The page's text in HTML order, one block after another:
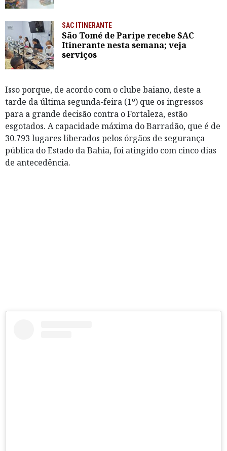
SAC ITINERANTE
São Tomé de Paripe recebe SAC
Itinerante nesta semana; veja
serviços
Isso porque, de acordo com o clube baiano, deste a
tarde da última segunda-feira (1º) que os ingressos
para a grande decisão contra o Fortaleza, estão
esgotados. A capacidade máxima do Barradão, que é de
30.793 lugares liberados pelos órgãos de segurança
pública do Estado da Bahia, foi atingido com cinco dias
de antecedência.